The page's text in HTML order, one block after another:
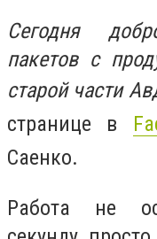
Сегодня
пакетов с
старой части
странице в
Саенко.
Работа не